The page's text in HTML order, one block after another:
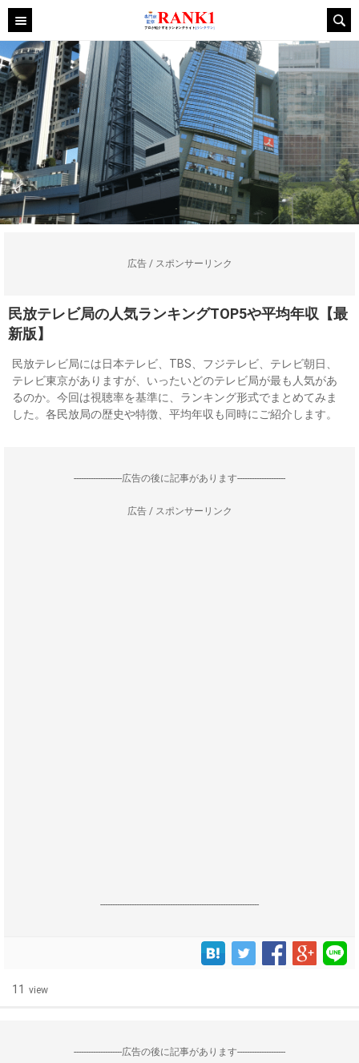
広告 / スポンサーリンク
民放テレビ局の人気ランキングTOP5や平均年収【最
新版】
民放テレビ局には日本テレビ、TBS、フジテレビ、テレビ朝日、
テレビ東京がありますが、いったいどのテレビ局が最も人気があ
るのか。今回は視聴率を基準に、ランキング形式でまとめてみま
した。各民放局の歴史や特徴、平均年収も同時にご紹介します。
--------------------広告の後に記事があります--------------------
広告 / スポンサーリンク
------------------------------------------------------------------
11 view
--------------------広告の後に記事があります--------------------